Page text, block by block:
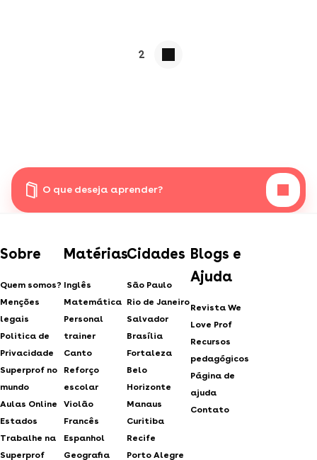
2
O que deseja aprender?
Sobre
Quem somos?
Menções
legais
Politica de
Privacidade
Superprof no
mundo
Aulas Online
Estados
Trabalhe na
Superprof
Matérias
Inglês
Matemática
Personal
trainer
Canto
Reforço
escolar
Violão
Francês
Espanhol
Geografia
Cidades
São Paulo
Rio de Janeiro
Salvador
Brasília
Fortaleza
Belo
Horizonte
Manaus
Curitiba
Recife
Porto Alegre
Blogs e
Ajuda
Revista We
Love Prof
Recursos
pedagógicos
Página de
ajuda
Contato